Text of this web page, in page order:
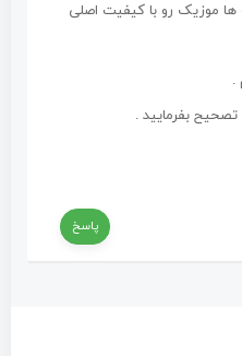
موزیک رو با کیفیت اصلی
.
بفرمایید .
پاسخ